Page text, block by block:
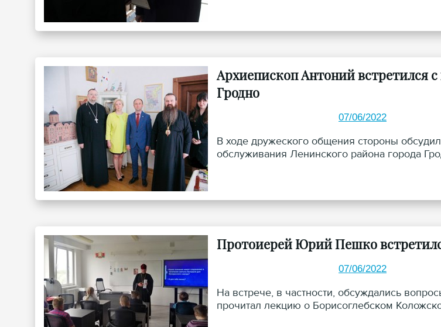
Архиепископ Антоний встретился
Гродно
07/06/2022
В ходе дружеского общения стороны
обслуживания Ленинского района города
Протоиерей Юрий Пешко
07/06/2022
На встрече, в частности, обсуждались
прочитал лекцию о Борисоглебском